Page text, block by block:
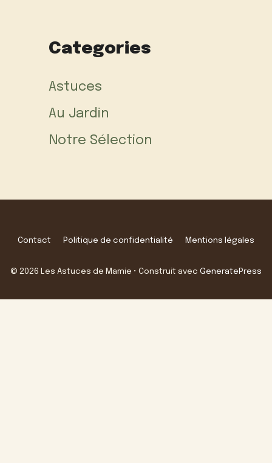
Categories
Astuces
Au Jardin
Notre Sélection
Contact Politique de confidentialité Mentions légales
© 2026 Les Astuces de Mamie • Construit avec GeneratePress